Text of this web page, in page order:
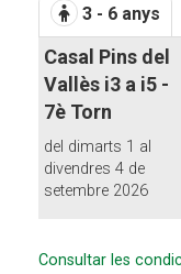
3 - 6 anys
Casal Pins del
Vallès i3 a i5 -
7è Torn
del dimarts 1 al
divendres 4 de
setembre 2026
Consultar les